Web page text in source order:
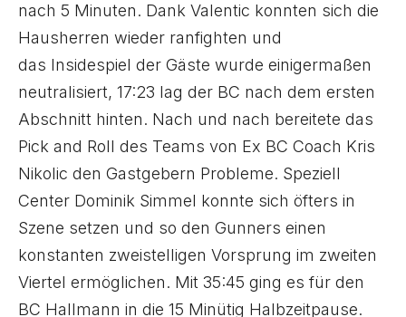
nach 5 Minuten. Dank Valentic konnten sich die
Hausherren wieder ranfighten und
das Insidespiel der Gäste wurde einigermaßen
neutralisiert, 17:23 lag der BC nach dem ersten
Abschnitt hinten. Nach und nach bereitete das
Pick and Roll des Teams von Ex BC Coach Kris
Nikolic den Gastgebern Probleme. Speziell
Center Dominik Simmel konnte sich öfters in
Szene setzen und so den Gunners einen
konstanten zweistelligen Vorsprung im zweiten
Viertel ermöglichen. Mit 35:45 ging es für den
BC Hallmann in die 15 Minütig Halbzeitpause.